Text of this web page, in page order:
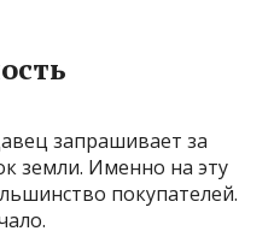
запрашивает за
земли. Именно на эту
покупателей.